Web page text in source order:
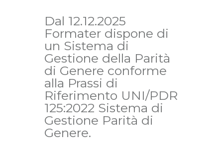
Dal 12.12.2025
Formater dispone di
un Sistema di
Gestione della Parità
di Genere conforme
alla Prassi di
Riferimento UNI/PDR
125:2022 Sistema di
Gestione Parità di
Genere.